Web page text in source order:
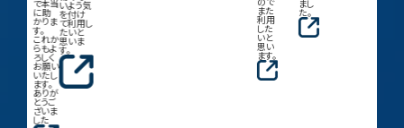
で本当
に助
かりま
これか
らもよ
ろしく
お願い
いたし
ます。
ありが
とうご
ざいま
した
いよう気
を付け
て利用し
たいと
思いま
す。
また
利用
した
いと
思い
ます。
まし
た。